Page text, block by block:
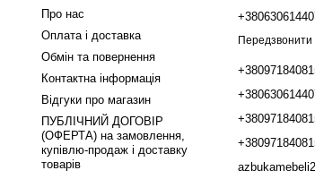
Про нас
Оплата і доставка
Обмін та повернення
Контактна інформація
Відгуки про магазин
ПУБЛІЧНИЙ ДОГОВІР
(ОФЕРТА) на замовлення,
купівлю-продаж і доставку
товарів